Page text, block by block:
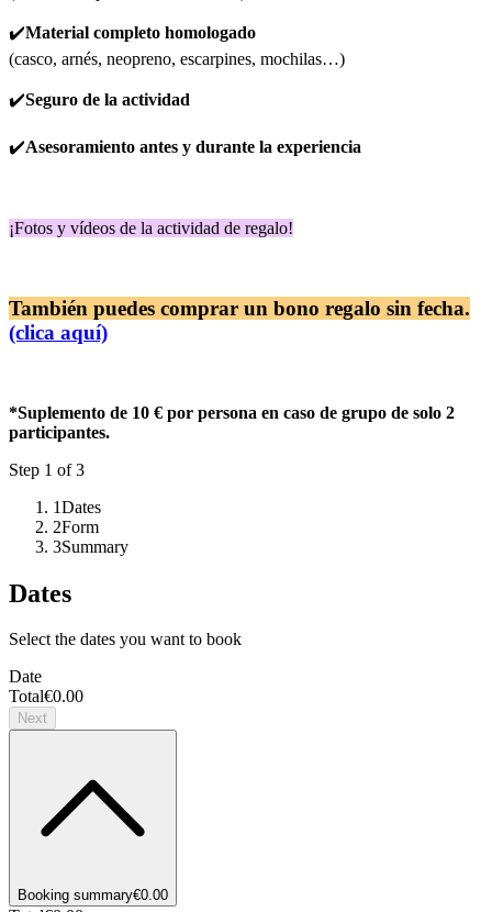
✔️Material completo homologado
(casco, arnés, neopreno, escarpines, mochilas…)
✔️Seguro de la actividad
✔️Asesoramiento antes y durante la experiencia
¡Fotos y vídeos de la actividad de regalo!
También puedes comprar un bono regalo sin fecha.
(clica aquí)
*Suplemento de 10 € por persona en caso de grupo de solo 2
participantes.
Step 1 of 3
1Dates
2Form
3Summary
Dates
Select the dates you want to book
Date
Total€0.00
Next
Booking summary€0.00